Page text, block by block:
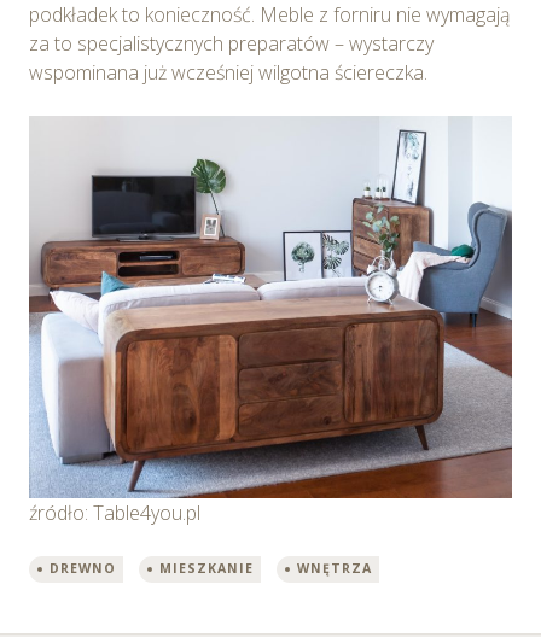
podkładek to konieczność. Meble z forniru nie wymagają
za to specjalistycznych preparatów – wystarczy
wspominana już wcześniej wilgotna ściereczka.
źródło: Table4you.pl
DREWNO MIESZKANIE WNĘTRZA